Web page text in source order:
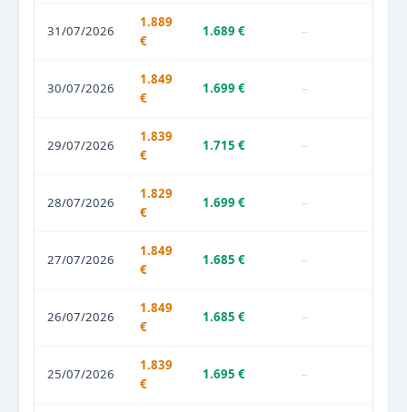
31/07/2026
1.889
€
1.689 € –
30/07/2026
1.849
€
1.699 € –
29/07/2026
1.839
€
1.715 € –
28/07/2026
1.829
€
1.699 € –
27/07/2026
1.849
€
1.685 € –
26/07/2026
1.849
€
1.685 € –
25/07/2026
1.839
€
1.695 € –